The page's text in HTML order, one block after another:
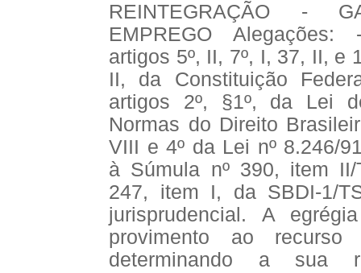
REINTEGRAÇÃO -
EMPREGO
artigos 5º, II, 7º, I, 37, II, e
II, da Constituição
artigos 2º, §1º, da Lei
Normas do Direito
VIII e 4º da Lei nº 8.246/
à Súmula nº 390, item
247, item I, da SBDI-1/
jurisprudencial. A
provimento ao recurso
determinando a sua